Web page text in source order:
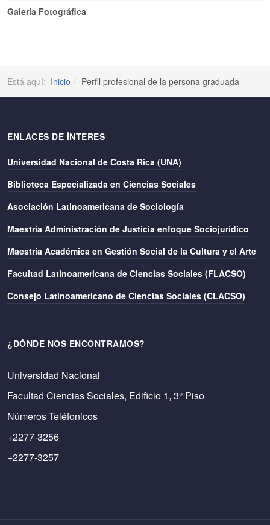
Galería Fotográfica
Está aquí: Inicio Perfil profesional de la persona graduada
ENLACES DE ÍNTERES
Universidad Nacional de Costa Rica (UNA)
Biblioteca Especializada en Ciencias Sociales
Asociación Latinoamericana de Sociología
Maestría Administración de Justicia enfoque Sociojurídico
Maestría Académica en Gestión Social de la Cultura y el Arte
Facultad Latinoamericana de Ciencias Sociales (FLACSO)
Consejo Latinoamericano de Ciencias Sociales (CLACSO)
¿DÓNDE NOS ENCONTRAMOS?
Universidad Nacional
Facultad Ciencias Sociales, Edificio 1, 3° Piso
Números Teléfonicos
+2277-3256
+2277-3257